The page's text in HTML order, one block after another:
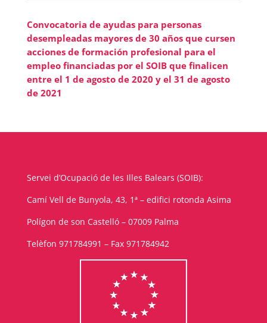
Convocatoria de ayudas para personas
desempleadas mayores de 30 años que cursen
acciones de formación profesional para el
empleo financiadas por el SOIB que finalicen
entre el 1 de agosto de 2020 y el 31 de agosto
de 2021
Servei d’Ocupació de les Illes Balears (SOIB):
Camí Vell de Bunyola, 43, 1ª – edifici rotonda Asima
Polígon de son Castelló – 07009 Palma
Telèfon 971784991 – Fax 971784942